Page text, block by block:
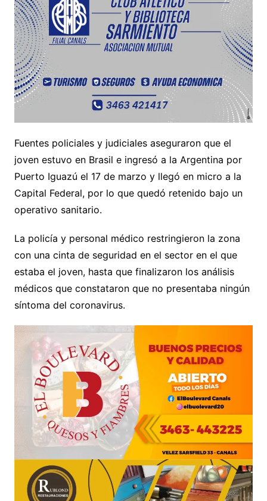
Fuentes policiales y judiciales aseguraron que el
joven estuvo en Brasil e ingresó a la Argentina por
Puerto Iguazú el 17 de marzo y llegó en micro a la
Capital Federal, por lo que quedó retenido bajo un
operativo sanitario.
La policía y personal médico restringieron la zona
con una cinta de seguridad en el sector en el que
estaba el joven, hasta que finalizaron los análisis
médicos que constataron que no presentaba ningún
síntoma del coronavirus.